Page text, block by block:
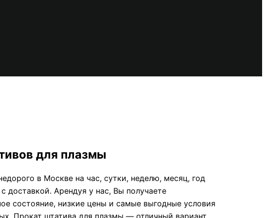
для плазмы
в Москве на час, сутки, неделю, месяц, год
доставкой. Арендуя у нас, Вы получаете
состояние, низкие цены и самые выгодные условия
Прокат штатива для плазмы — отличный вариант